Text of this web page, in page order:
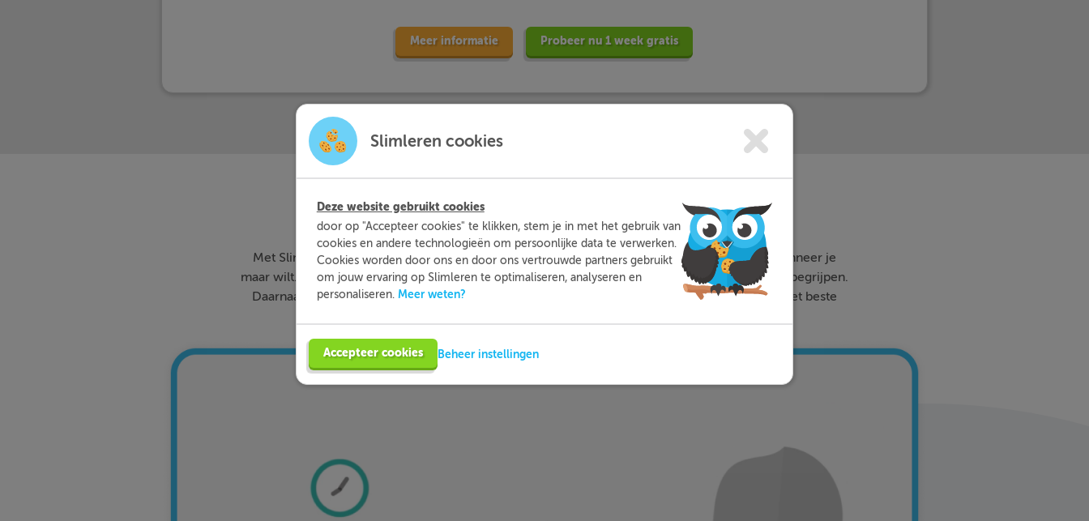
Meer informatie Probeer nu 1 week gratis
Wat isSlimlerennou eigenlijk?
Met Slimleren oefen je online voor de vakken waar je nog wat moeite mee hebt, waar en wanneer je
maar wilt. Theorie-uitleg, video-colleges, vuistregels en meer helpen jou om de stof sneller te begrijpen.
Daarnaast krijg je bij ieder fout gegeven antwoord direct een heldere uitleg hoe je de vraag het beste
Slimleren cookies
Deze website gebruikt cookies
door op "Accepteer cookies" te klikken, stem je in met het gebruik van
cookies en andere technologieën om persoonlijke data te verwerken.
Cookies worden door ons en door ons vertrouwde partners gebruikt
om jouw ervaring op Slimleren te optimaliseren, analyseren en
personaliseren. Meer weten?
Accepteer cookies Beheer instellingen